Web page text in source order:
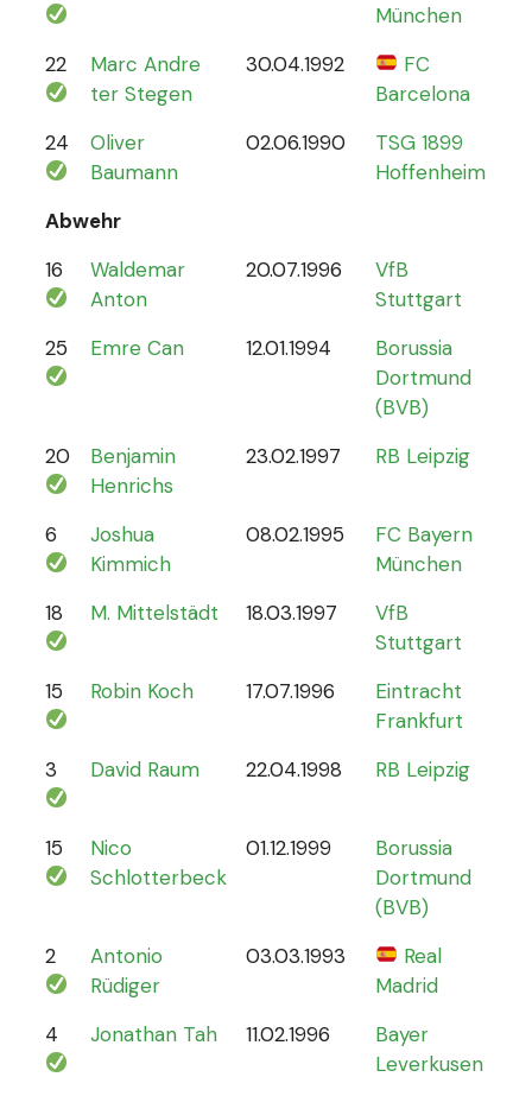
München
22
Marc Andre
ter Stegen
30.04.1992
FC
Barcelona
24
Oliver
Baumann
02.06.1990
TSG 1899
Hoffenheim
Abwehr
16
Waldemar
Anton
20.07.1996
VfB
Stuttgart
25 Emre Can 12.01.1994
Borussia
Dortmund
(BVB)
20
Benjamin
Henrichs
23.02.1997 RB Leipzig
6
Joshua
Kimmich
08.02.1995
FC Bayern
München
18 M. Mittelstädt 18.03.1997
VfB
Stuttgart
15 Robin Koch 17.07.1996
Eintracht
Frankfurt
3 David Raum 22.04.1998 RB Leipzig
15
Nico
Schlotterbeck
01.12.1999
Borussia
Dortmund
(BVB)
2
Antonio
Rüdiger
03.03.1993
Real
Madrid
4 Jonathan Tah 11.02.1996
Bayer
Leverkusen